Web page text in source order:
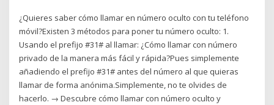
¿Quieres saber cómo llamar en número oculto con tu teléfono
móvil?Existen 3 métodos para poner tu número oculto: 1.
Usando el prefijo #31# al llamar: ¿Cómo llamar con número
privado de la manera más fácil y rápida?Pues simplemente
añadiendo el prefijo #31# antes del número al que quieras
llamar de forma anónima.Simplemente, no te olvides de
hacerlo. → Descubre cómo llamar con número oculto y